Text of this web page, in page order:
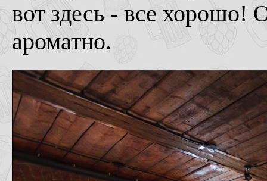
вот здесь - все хорошо!
ароматно.